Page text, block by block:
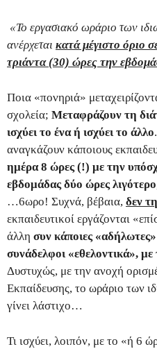
«Το εργασιακό ωράριο των
ανέρχεται κατά μέγιστο όριο
τριάντα (30) ώρες την
Ποια «πονηριά»
σχολεία; Μεταφράζουν τη
ισχύει το ένα ή ισχύει το άλλο
αναγκάζουν κάποιους
ημέρα 8 ώρες (!) με την
εβδομάδας δύο ώρες λιγότερο
…6ωρο! Συχνά, βέβαια, δεν
εκπαιδευτικοί εργάζονται
άλλη συν κάποιες «αδήλωτες»
συνάδελφοι «εθελοντικά»,
Δυστυχώς, με την ανοχή
Εκπαίδευσης, το ωράριο των
γίνει λάστιχο…
Τι ισχύει, λοιπόν, με το «ή 6